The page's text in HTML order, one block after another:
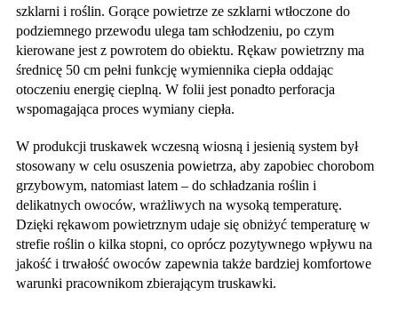
szklarni i roślin. Gorące powietrze ze szklarni wtłoczone do
podziemnego przewodu ulega tam schłodzeniu, po czym
kierowane jest z powrotem do obiektu. Rękaw powietrzny ma
średnicę 50 cm pełni funkcję wymiennika ciepła oddając
otoczeniu energię cieplną. W folii jest ponadto perforacja
wspomagająca proces wymiany ciepła.
W produkcji truskawek wczesną wiosną i jesienią system był
stosowany w celu osuszenia powietrza, aby zapobiec chorobom
grzybowym, natomiast latem – do schładzania roślin i
delikatnych owoców, wrażliwych na wysoką temperaturę.
Dzięki rękawom powietrznym udaje się obniżyć temperaturę w
strefie roślin o kilka stopni, co oprócz pozytywnego wpływu na
jakość i trwałość owoców zapewnia także bardziej komfortowe
warunki pracownikom zbierającym truskawki.